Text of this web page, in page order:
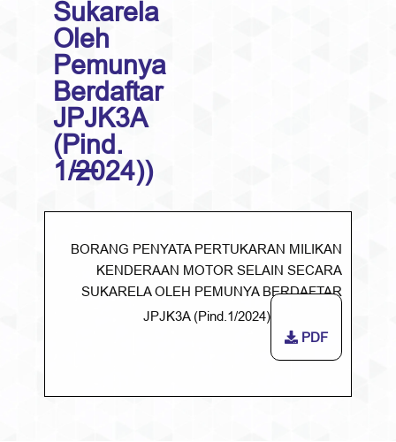
Sukarela
Oleh
Pemunya
Berdaftar
JPJK3A
(Pind.
1/2024))
BORANG PENYATA PERTUKARAN MILIKAN
KENDERAAN MOTOR SELAIN SECARA
SUKARELA OLEH PEMUNYA BERDAFTAR
JPJK3A (Pind.1/2024)
PDF